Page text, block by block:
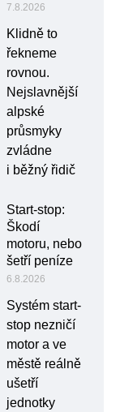
7.8.2026
Klidně to
řekneme
rovnou.
Nejslavnější
alpské
průsmyky
zvládne
i běžný řidič
Start-stop:
Škodí
motoru, nebo
šetří peníze
6.8.2026
Systém start-
stop nezničí
motor a ve
městě reálně
ušetří
jednotky